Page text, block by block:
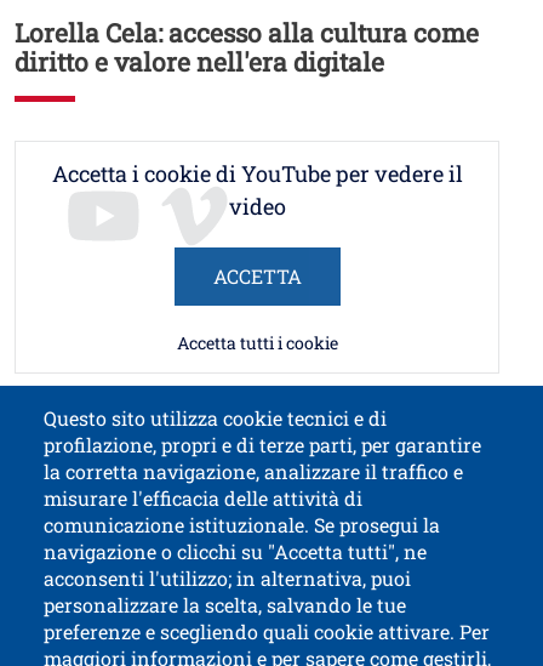
Lorella Cela: accesso alla cultura come
diritto e valore nell'era digitale
Accetta i cookie di YouTube per vedere il
video
ACCETTA
Accetta tutti i cookie
Contatti
Titolo contatti
Questo sito utilizza cookie tecnici e di
profilazione, propri e di terze parti, per garantire
la corretta navigazione, analizzare il traffico e
misurare l'efficacia delle attività di
comunicazione istituzionale. Se prosegui la
navigazione o clicchi su "Accetta tutti", ne
acconsenti l'utilizzo; in alternativa, puoi
personalizzare la scelta, salvando le tue
preferenze e scegliendo quali cookie attivare. Per
maggiori informazioni e per sapere come gestirli,
Università di Trento
via Calepina, 14 - I-38122 Trento
P.IVA-C.F. 003​40520220